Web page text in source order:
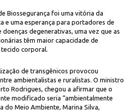
Biossegurança foi uma vitória da
e uma esperança para portadores de
doenças degenerativas, uma vez que as
têm maior capacidade de
corporal.
de transgênicos provocou
ambientalistas e ruralistas. O ministro
Rodrigues, chegou a afirmar que o
modificado seria “ambientalmente
do Meio Ambiente, Marina Silva,